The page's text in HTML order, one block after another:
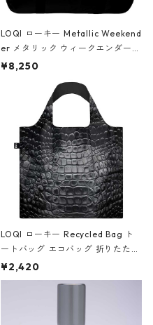
LOQI ローキー Metallic Weekend
er メタリック ウィークエンダー
ボストンバッグ ショルダーバッグ
Black ジャン=ミッシェル・バスキ
ア/クラウン ブラック
¥8,250
LOQI ローキー Recycled Bag ト
ートバッグ エコバッグ 折りたたみ
大きめ 撥水加工 収納ポーチ CRO
CODILE/Black クロコダイル/ブラ
¥2,420